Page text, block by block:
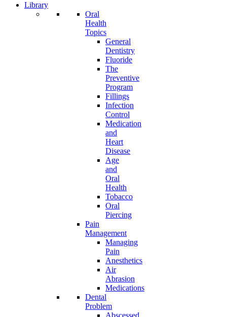
Library
Oral
Health
Topics
General
Dentistry
Fluoride
The
Preventive
Program
Fillings
Infection
Control
Medication
and
Heart
Disease
Age
and
Oral
Health
Tobacco
Oral
Piercing
Pain
Management
Managing
Pain
Anesthetics
Air
Abrasion
Medications
Dental
Problem
Abscessed